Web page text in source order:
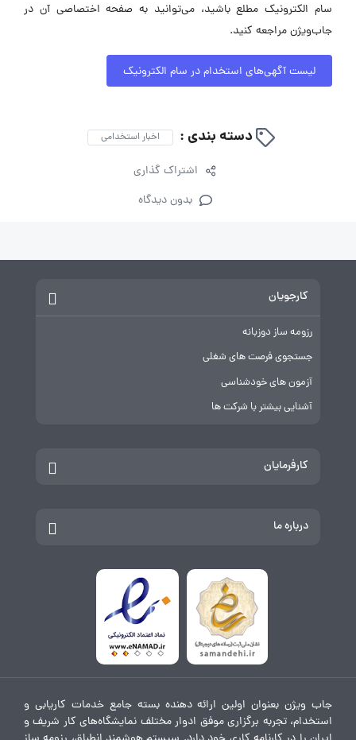
سام الکترونیک مطلع باشید، می‌توانید به صفحه اختصاصی آن در
جاب‌ویژن مراجعه کنید.
لیست آگهی‌های استخدام در سام الکترونیک
دسته بندی : اخبار استخدامی
اشتراک گذاری
بدون دیدگاه
کارجویان
رزومه ساز دوزبانه
جستجوی فرصت های شغلی
آزمون های خودشناسی
آشنایی بیشتر با شرکت ها
کارفرمایان
درباره ما
جاب ویژن بعنوان اولین ارائه دهنده بسته جامع خدمات کاریابی و
استخدام، تجربه برگزاری موفق ادوار مختلف نمایشگاه‌های کار شریف و